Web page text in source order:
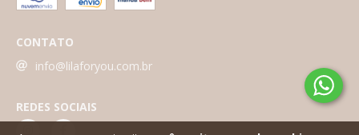
CONTATO
info@lilaforyou.com.br
REDES SOCIAIS